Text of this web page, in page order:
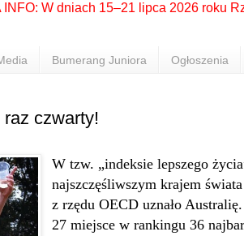
W dniach 15–21 lipca 2026 roku
Bumerang Juniora Ogłoszenia
czwarty!
W tzw. „indeksie lepszego
najszczęśliwszym krajem świata
z rzędu OECD uznało Australię.
27 miejsce w rankingu 36